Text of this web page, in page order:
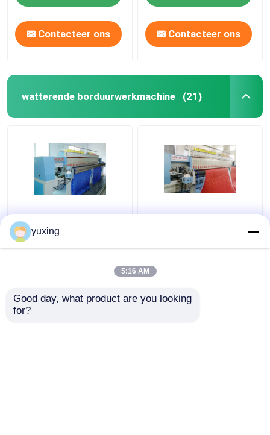
Contacteer ons Contacteer ons
watterende borduurwerkmachine (21)
33 hoofd1000rpm-het
Watteren
Borduurwerkmachine
66 Naalden1000rpm
yuxing
5:16 AM
Good day, what product are you looking
for?